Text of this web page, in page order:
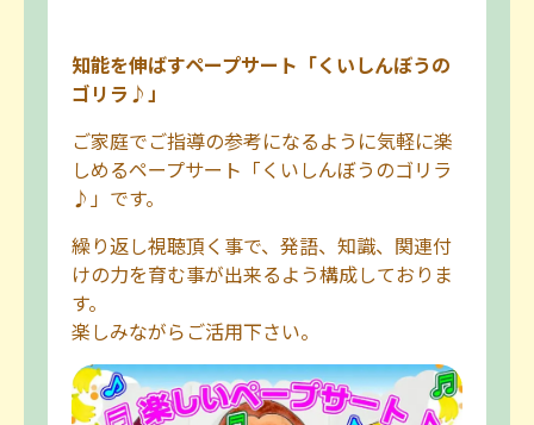
知能を伸ばすペープサート「くいしんぼうの
ゴリラ♪」
ご家庭でご指導の参考になるように気軽に楽
しめるペープサート「くいしんぼうのゴリラ
♪」です。
繰り返し視聴頂く事で、発語、知識、関連付
けの力を育む事が出来るよう構成しておりま
す。
楽しみながらご活用下さい。